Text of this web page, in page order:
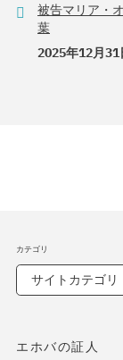
被告マリア・
葉
2025年12月31
エホバの証人
カテゴリ
サイトカテゴリ